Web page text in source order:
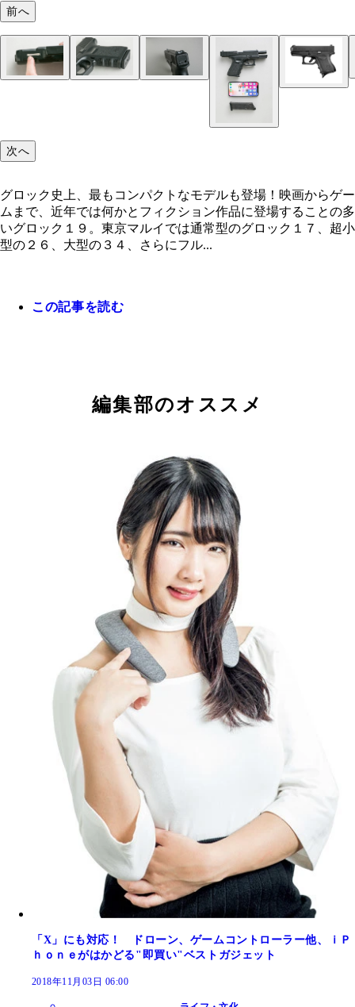
前へ
次へ
グロック史上、最もコンパクトなモデルも登場！映画からゲー
ムまで、近年では何かとフィクション作品に登場することの多
いグロック１９。東京マルイでは通常型のグロック１７、超小
型の２６、大型の３４、さらにフル...
この記事を読む
編集部のオススメ
「X」にも対応！ ドローン、ゲームコントローラー他、ｉＰ
ｈｏｎｅがはかどる"即買い"ベストガジェット
2018年11月03日 06:00